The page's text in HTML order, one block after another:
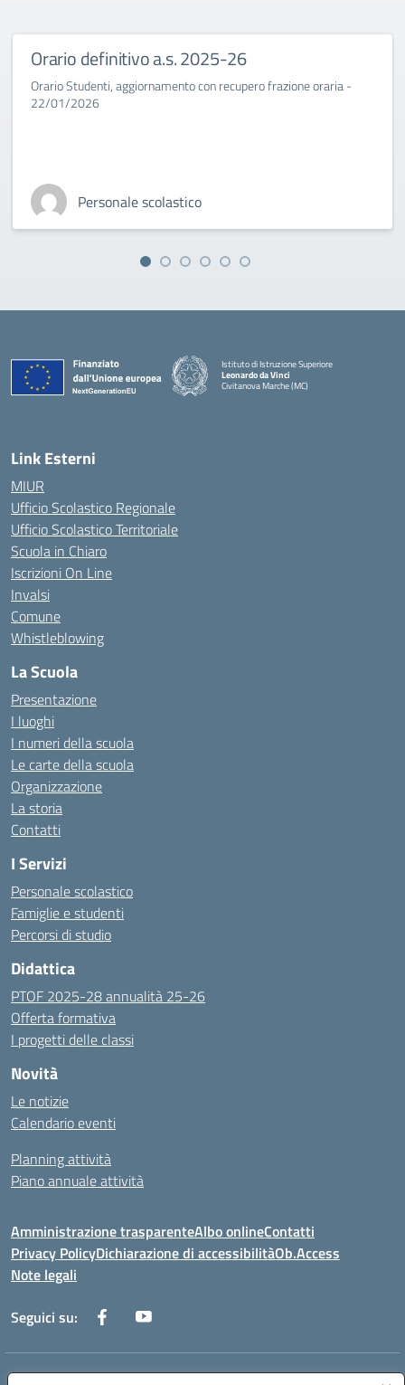
Orario definitivo a.s. 2025-26
Orario Studenti, aggiornamento con recupero frazione oraria -
22/01/2026
Personale scolastico
Istituto di Istruzione Superiore
Leonardo da Vinci
Civitanova Marche (MC)
Link Esterni
MIUR
Ufficio Scolastico Regionale
Ufficio Scolastico Territoriale
Scuola in Chiaro
Iscrizioni On Line
Invalsi
Comune
Whistleblowing
La Scuola
Presentazione
I luoghi
I numeri della scuola
Le carte della scuola
Organizzazione
La storia
Contatti
I Servizi
Personale scolastico
Famiglie e studenti
Percorsi di studio
Didattica
PTOF 2025-28 annualità 25-26
Offerta formativa
I progetti delle classi
Novità
Le notizie
Calendario eventi
Planning attività
Piano annuale attività
Amministrazione trasparenteAlbo onlineContatti
Privacy PolicyDichiarazione di accessibilitàOb.Access
Note legali
Seguici su:
Indirizzo:Via Nelson Mandela,7 - 62012 Civitanova Marche (MC)